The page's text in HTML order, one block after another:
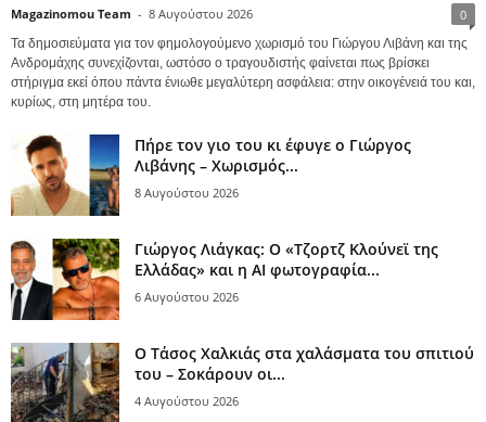
Magazinomou Team - 8 Αυγούστου 2026 0
Τα δημοσιεύματα για τον φημολογούμενο χωρισμό του Γιώργου Λιβάνη και της
Ανδρομάχης συνεχίζονται, ωστόσο ο τραγουδιστής φαίνεται πως βρίσκει
στήριγμα εκεί όπου πάντα ένιωθε μεγαλύτερη ασφάλεια: στην οικογένειά του και,
κυρίως, στη μητέρα του.
Πήρε τον γιο του κι έφυγε ο Γιώργος
Λιβάνης – Χωρισμός...
8 Αυγούστου 2026
Γιώργος Λιάγκας: Ο «Τζορτζ Κλούνεϊ της
Ελλάδας» και η AI φωτογραφία...
6 Αυγούστου 2026
Ο Τάσος Χαλκιάς στα χαλάσματα του σπιτιού
του – Σοκάρουν οι...
4 Αυγούστου 2026